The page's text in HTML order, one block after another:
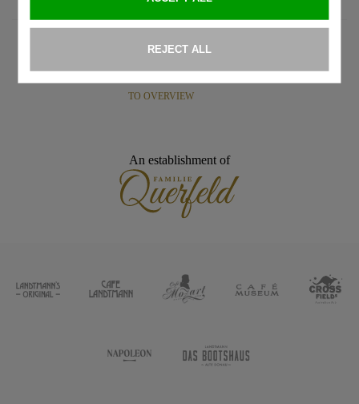
TO OVERVIEW
An establishment of